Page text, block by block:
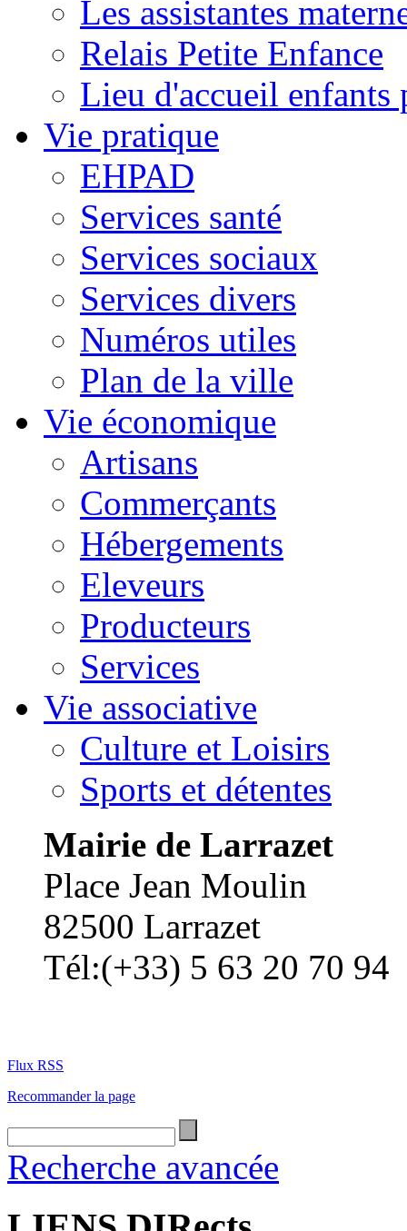
Les assistantes
Relais Petite Enfance
Lieu d'accueil enfants
Vie pratique
EHPAD
Services santé
Services sociaux
Services divers
Numéros utiles
Plan de la ville
Vie économique
Artisans
Commerçants
Hébergements
Eleveurs
Producteurs
Services
Vie associative
Culture et Loisirs
Sports et détentes
Mairie de Larrazet
Place Jean Moulin
82500 Larrazet
Tél:(+33) 5 63 20 70 94
Flux RSS
Recommander la page
Recherche avancée